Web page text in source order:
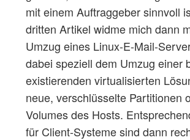
mit einem Auftraggeber sinnvoll
dritten Artikel widme mich dann
Umzug eines Linux-E-Mail-
dabei speziell dem Umzug einer
existierenden virtualisierten
neue, verschlüsselte Partitionen
Volumes des Hosts.
für Client-Systeme sind dann